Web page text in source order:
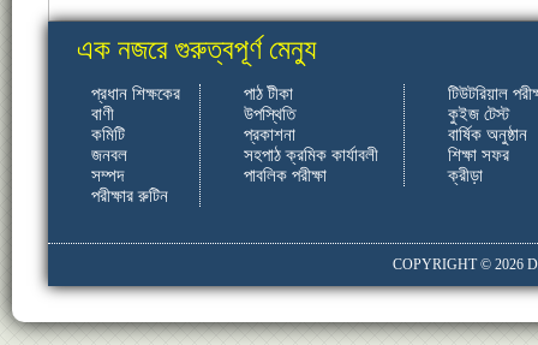
এক নজরে গুরুত্বপূর্ণ মেন্যু
প্রধান শিক্ষকের
বাণী
কমিটি
জনবল
সম্পদ
পরীক্ষার রুটিন
পাঠ টীকা
উপস্থিতি
প্রকাশনা
সহপাঠ ক্রমিক কার্যাবলী
পাবলিক পরীক্ষা
টিউটরিয়াল
কুইজ টেস্ট
বার্ষিক অনুষ্ঠান
শিক্ষা সফর
ক্রীড়া
COPYRIGHT © 2026